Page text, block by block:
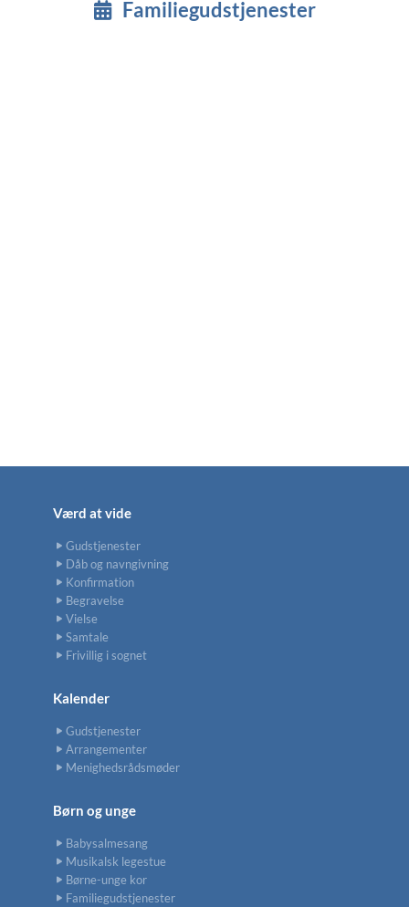
Familiegudstjenester
Værd at vide
Gudstjenester
Dåb og navngivning
Konfirmation
Begravelse
Vielse
Samtale
Frivillig i sognet
Kalender
Gudstjenester
Arrangementer
Menighedsrådsmøder
Børn og unge
Babysalmesang
Musikalsk legestue
Børne-unge kor
Familiegudstjenester